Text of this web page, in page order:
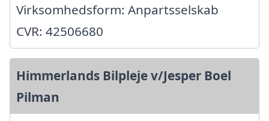
Virksomhedsform: Anpartsselskab
CVR: 42506680
Himmerlands Bilpleje v/Jesper Boel
Pilman